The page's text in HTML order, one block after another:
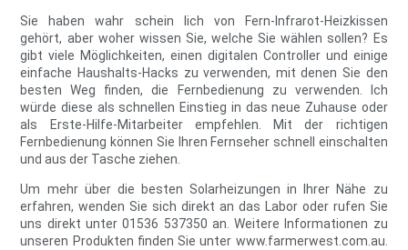
Sie haben wahr schein lich von Fern-Infrarot-Heizkissen
gehört, aber woher wissen Sie, welche Sie wählen sollen? Es
gibt viele Möglichkeiten, einen digitalen Controller und einige
einfache Haushalts-Hacks zu verwenden, mit denen Sie den
besten Weg finden, die Fernbedienung zu verwenden. Ich
würde diese als schnellen Einstieg in das neue Zuhause oder
als Erste-Hilfe-Mitarbeiter empfehlen. Mit der richtigen
Fernbedienung können Sie Ihren Fernseher schnell einschalten
und aus der Tasche ziehen.
Um mehr über die besten Solarheizungen in Ihrer Nähe zu
erfahren, wenden Sie sich direkt an das Labor oder rufen Sie
uns direkt unter 01536 537350 an. Weitere Informationen zu
unseren Produkten finden Sie unter www.farmerwest.com.au.